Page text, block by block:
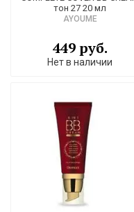
тон 27 20 мл
AYOUME
449 руб.
Нет в наличии